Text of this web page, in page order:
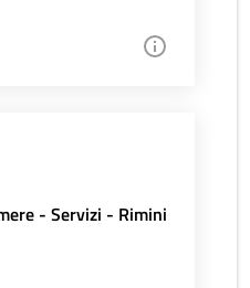
- Servizi - Rimini